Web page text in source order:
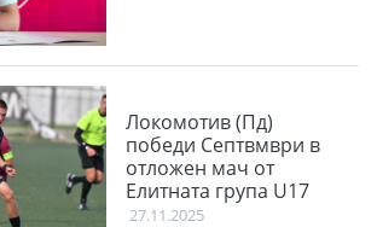
Локомотив (Пд)
победи Септвмври в
отложен мач от
Елитната група U17
27.11.2025